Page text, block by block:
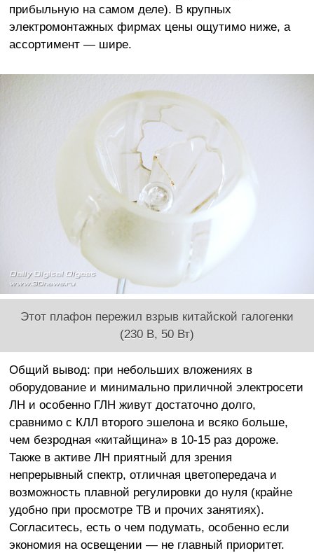
прибыльную на самом деле). В крупных
электромонтажных фирмах цены ощутимо ниже, а
ассортимент — шире.
Этот плафон пережил взрыв китайской галогенки
(230 В, 50 Вт)
Общий вывод: при небольших вложениях в
оборудование и минимально приличной электросети
ЛН и особенно ГЛН живут достаточно долго,
сравнимо с КЛЛ второго эшелона и всяко больше,
чем безродная «китайщина» в 10-15 раз дороже.
Также в активе ЛН приятный для зрения
непрерывный спектр, отличная цветопередача и
возможность плавной регулировки до нуля (крайне
удобно при просмотре ТВ и прочих занятиях).
Согласитесь, есть о чем подумать, особенно если
экономия на освещении — не главный приоритет.